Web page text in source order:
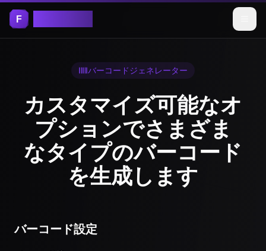
バーコードジェネレーター
カスタマイズ可能なオ
プションでさまざま
なタイプのバーコード
を生成します
バーコード設定